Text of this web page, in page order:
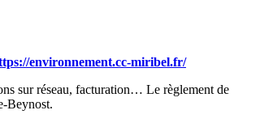
environnement.cc-miribel.fr/
sur réseau, facturation… Le règlement de
Beynost.